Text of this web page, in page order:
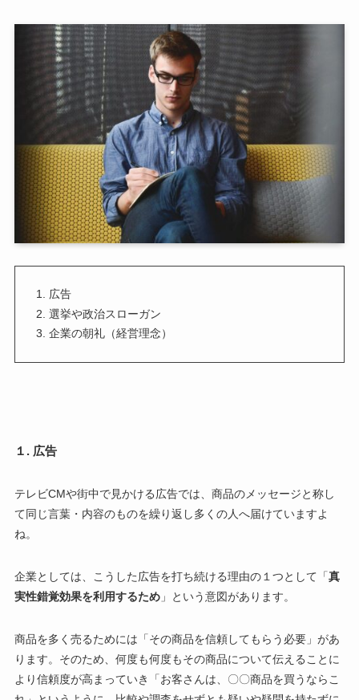
広告
選挙や政治スローガン
企業の朝礼（経営理念）
１. 広告
テレビCMや街中で見かける広告では、商品のメッセージと称し
て同じ言葉・内容のものを繰り返し多くの人へ届けていますよ
ね。
企業としては、こうした広告を打ち続ける理由の１つとして「真
実性錯覚効果を利用するため」という意図があります。
商品を多く売るためには「その商品を信頼してもらう必要」があ
ります。そのため、何度も何度もその商品について伝えることに
より信頼度が高まっていき「お客さんは、〇〇商品を買うならこ